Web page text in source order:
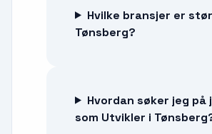
Hvilke bransjer er
Tønsberg?
Hvordan søker jeg på
som Utvikler i